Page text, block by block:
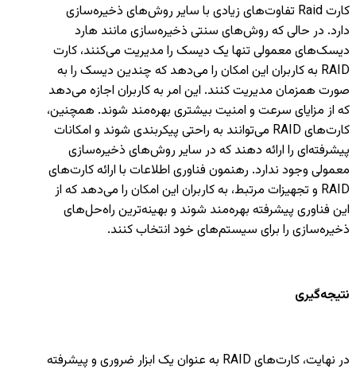
کارت Raid تفاوت‌های زیادی با سایر روش‌های ذخیره‌سازی
دارد. در حالی که روش‌های سنتی ذخیره‌سازی مانند هارد
دیسک‌های معمولی تنها یک دیسک را مدیریت می‌کنند، کارت
RAID به کاربران این امکان را می‌دهد که چندین دیسک را به
صورت همزمان مدیریت کنند. این امر به کاربران اجازه می‌دهد
که از مزایای سرعت و امنیت بیشتری بهره‌مند شوند. همچنین،
کارت‌های RAID می‌توانند به راحتی پیکربندی شوند و امکانات
پیشرفته‌ای را ارائه دهند که در سایر روش‌های ذخیره‌سازی
معمولی وجود ندارد. رهنمون فناوری اطلاعات با ارائه کارت‌های
RAID و تجهیزات مرتبط، به کاربران این امکان را می‌دهد که از
این فناوری پیشرفته بهره‌مند شوند و بهینه‌ترین راه‌حل‌های
ذخیره‌سازی را برای سیستم‌های خود انتخاب کنند.
نتیجه‌گیری
در نهایت، کارت‌های RAID به عنوان یک ابزار ضروری و پیشرفته